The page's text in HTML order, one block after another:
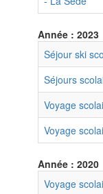
Année : 2023
Séjour ski
Séjours
Voyage
Voyage
Année : 2020
Voyage